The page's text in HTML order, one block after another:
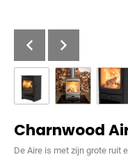
Charnwood
De Aire is met zijn grote ruit